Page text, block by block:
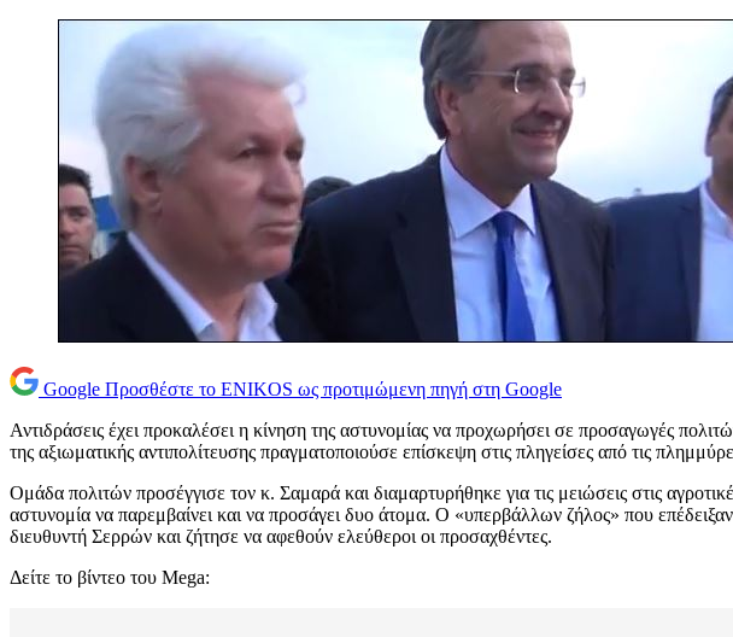
Google Προσθέστε το ENIKOS ως προτιμώμενη πηγή στη Google
Αντιδράσεις έχει προκαλέσει η κίνηση της αστυνομίας να προχωρήσει σε προσαγωγές
της αξιωματικής αντιπολίτευσης πραγματοποιούσε επίσκεψη στις πληγείσες από τις
Ομάδα πολιτών προσέγγισε τον κ. Σαμαρά και διαμαρτυρήθηκε για τις μειώσεις στις
αστυνομία να παρεμβαίνει και να προσάγει δυο άτομα. Ο «υπερβάλλων ζήλος» που
διευθυντή Σερρών και ζήτησε να αφεθούν ελεύθεροι οι προσαχθέντες.
Δείτε το βίντεο του Mega: